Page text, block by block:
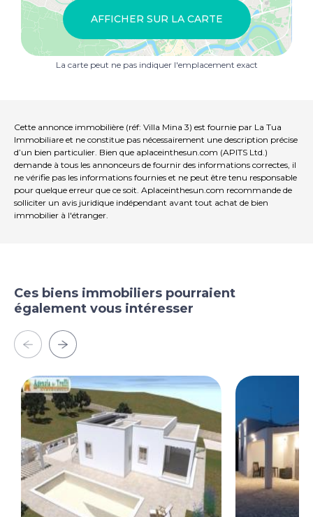
AFFICHER SUR LA CARTE
La carte peut ne pas indiquer l'emplacement exact
Cette annonce immobilière (réf: Villa Mina 3) est fournie par La Tua
Immobiliare et ne constitue pas nécessairement une description précise
d’un bien particulier. Bien que aplaceinthesun.com (APITS Ltd.)
demande à tous les annonceurs de fournir des informations correctes, il
ne vérifie pas les informations fournies et ne peut être tenu responsable
pour quelque erreur que ce soit. Aplaceinthesun.com recommande de
solliciter un avis juridique indépendant avant tout achat de bien
immobilier à l'étranger.
Ces biens immobiliers pourraient
également vous intéresser